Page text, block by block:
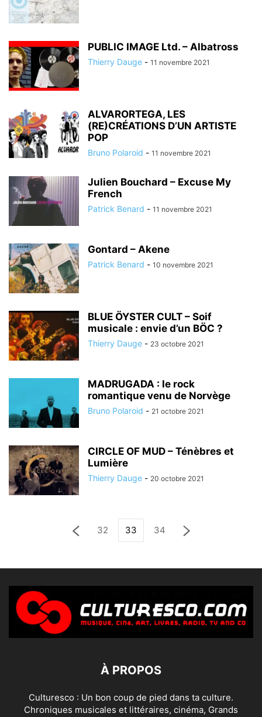
PUBLIC IMAGE Ltd. – Albatross
Thierry Dauge - 11 novembre 2021
ALVARORTEGA, LES
(RE)CRÉATIONS D’UN ARTISTE
POP
Bruno Polaroid - 11 novembre 2021
Julien Bouchard – Excuse My
French
Patrick Benard - 11 novembre 2021
Gontard – Akene
Patrick Benard - 10 novembre 2021
BLUE ÖYSTER CULT – Soif
musicale : envie d’un BÖC ?
Thierry Dauge - 23 octobre 2021
MADRUGADA : le rock
romantique venu de Norvège
Bruno Polaroid - 21 octobre 2021
CIRCLE OF MUD – Ténèbres et
Lumière
Thierry Dauge - 20 octobre 2021
32 33 34
À PROPOS
Culturesco : Un bon coup de pied dans ta culture.
Chroniques musicales et littéraires, cinéma, Grands